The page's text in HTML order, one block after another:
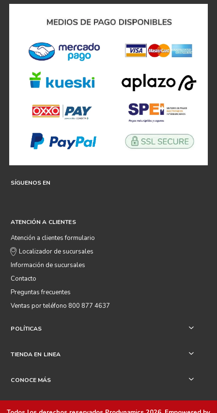
SÍGUENOS EN
ATENCIÓN A CLIENTES
Atención a clientes formulario
Localizador de sucursales
Información de sucursales
Contacto
Preguntas frecuentes
Ventas por teléfono 800 877 4637
POLÍTICAS +
TIENDA EN LINEA +
CONOCE MÁS +